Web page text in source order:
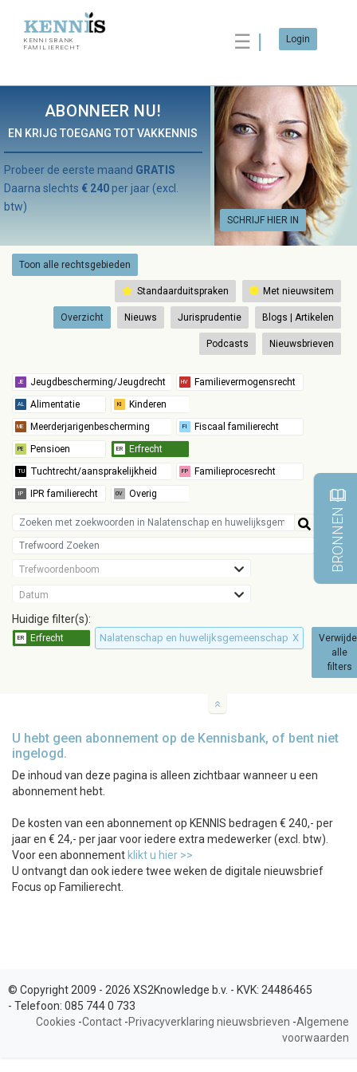
KENNISBANK
FAMILIERECHT
☰ Login
ABONNEER NU!
EN KRIJG TOEGANG TOT VAKKENNIS
SCHRIJF HIER IN
Probeer de eerste maand GRATIS
Daarna slechts € 240 per jaar (excl.
btw)
Toon alle rechtsgebieden
Standaarduitspraken Met nieuwsitem
Overzicht Nieuws Jurisprudentie Blogs | Artikelen
Podcasts Nieuwsbrieven
Trefwoordenboom
Datum
Huidige filter(s):
Nalatenschap en huwelijksgemeenschap X
alle
filters
U hebt geen abonnement op de Kennisbank, of bent niet
ingelogd.
De inhoud van deze pagina is alleen zichtbaar wanneer u een
abonnement hebt.
De kosten van een abonnement op KENNIS bedragen € 240,- per
jaar en € 24,- per jaar voor iedere extra medewerker (excl. btw).
Voor een abonnement klikt u hier >>
U ontvangt dan ook iedere twee weken de digitale nieuwsbrief
Focus op Familierecht.
BRONNEN
© Copyright 2009 - 2026 XS2Knowledge b.v. - KVK: 24486465
- Telefoon: 085 744 0 733
Cookies -Contact -Privacyverklaring nieuwsbrieven -Algemene
voorwaarden